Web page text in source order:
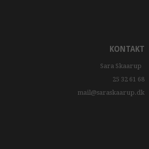
KONTAKT
Sara Skaarup
25 32 61 68
mail@saraskaarup.dk